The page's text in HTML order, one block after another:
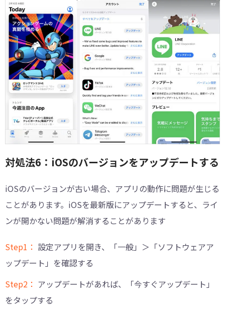
対処法6：iOSのバージョンをアップデートする
iOSのバージョンが古い場合、アプリの動作に問題が生じる
ことがあります。iOSを最新版にアップデートすると、ライ
ンが開かない問題が解消することがあります
Step1： 設定アプリを開き、「一般」＞「ソフトウェアア
ップデート」を確認する
Step2： アップデートがあれば、「今すぐアップデート」
をタップする